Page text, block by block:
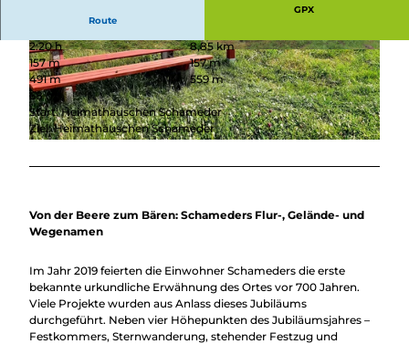
Trekkingplätze
bei uns
unterwegs
© Heimat- und Verkehrsverein Schameder e. V. |
CC-BY-SA
© Heimat- und Verkehrsverein Schameder e. V. |
CC-BY-SA
Route
GPX
2:20 h
8,85 km
157 m
157 m
491 m
559 m
68 m
Start: Heimathäuschen Schameder
Ziel: Heimathäuschen Schameder
Von der Beere zum Bären: Schameders Flur-, Gelände- und
Wegenamen
Im Jahr 2019 feierten die Einwohner Schameders die erste
bekannte urkundliche Erwähnung des Ortes vor 700 Jahren.
Viele Projekte wurden aus Anlass dieses Jubiläums
durchgeführt. Neben vier Höhepunkten des Jubiläumsjahres –
Festkommers, Sternwanderung, stehender Festzug und